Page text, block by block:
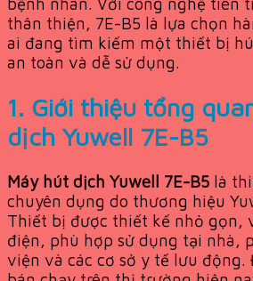
thân thiện, 7E-B5 là lựa chọn
ai đang tìm kiếm một thiết bị
an toàn và dễ sử dụng.
1. Giới thiệu tổng
dịch Yuwell 7E-B5
Máy hút dịch Yuwell 7E-B5 là
chuyên dụng do thương hiệu
Thiết bị được thiết kế nhỏ gọn,
điện, phù hợp sử dụng tại nhà,
viện và các cơ sở y tế lưu động.